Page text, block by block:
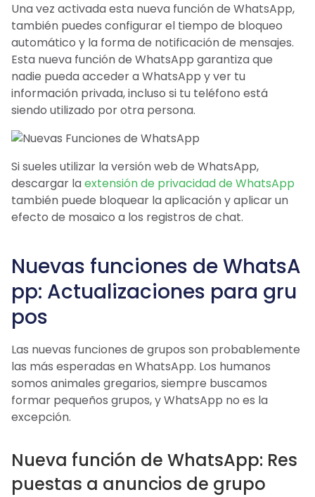
Una vez activada esta nueva función de WhatsApp,
también puedes configurar el tiempo de bloqueo
automático y la forma de notificación de mensajes.
Esta nueva función de WhatsApp garantiza que
nadie pueda acceder a WhatsApp y ver tu
información privada, incluso si tu teléfono está
siendo utilizado por otra persona.
Si sueles utilizar la versión web de WhatsApp,
descargar laextensión de privacidad de WhatsApp
también puede bloquear la aplicación y aplicar un
efecto de mosaico a los registros de chat.
Nuevas funciones de WhatsA
pp: Actualizaciones para gru
pos
Las nuevas funciones de grupos son probablemente
las más esperadas en WhatsApp. Los humanos
somos animales gregarios, siempre buscamos
formar pequeños grupos, y WhatsApp no es la
excepción.
Nueva función de WhatsApp: Res
puestas a anuncios de grupo